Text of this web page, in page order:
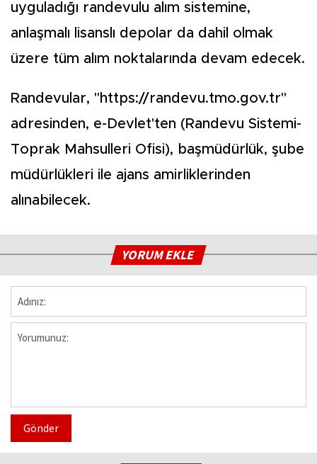
uyguladığı randevulu alım sistemine,
anlaşmalı lisanslı depolar da dahil olmak
üzere tüm alım noktalarında devam edecek.
Randevular, "https://randevu.tmo.gov.tr"
adresinden, e-Devlet'ten (Randevu Sistemi-
Toprak Mahsulleri Ofisi), başmüdürlük, şube
müdürlükleri ile ajans amirliklerinden
alınabilecek.
YORUM EKLE
Gönder